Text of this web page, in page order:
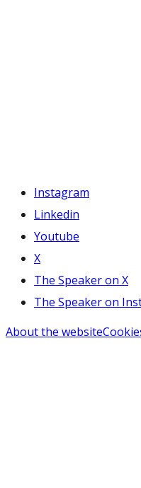
Instagram
Linkedin
Youtube
X
The Speaker on X
The Speaker on
About the website